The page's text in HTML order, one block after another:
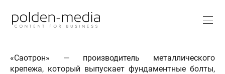
«Саотрон» — производитель металлического
крепежа, который выпускает фундаментные болты,